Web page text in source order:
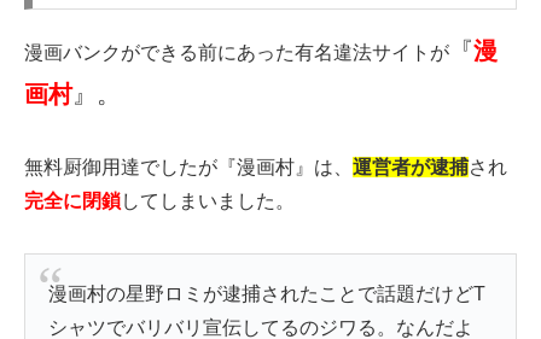
漫画バンクができる前にあった有名違法サイトが 『漫
画村』。
無料厨御用達でしたが『漫画村』は、 運営者が逮捕され
完全に閉鎖してしまいました。
漫画村の星野ロミが逮捕されたことで話題だけどT
シャツでバリバリ宣伝してるのジワる。なんだよ